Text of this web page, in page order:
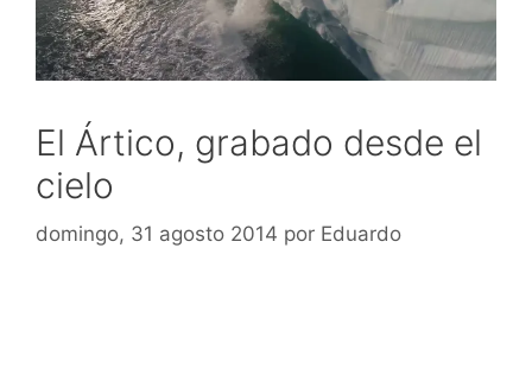
El Ártico, grabado desde el
cielo
domingo, 31 agosto 2014 por Eduardo